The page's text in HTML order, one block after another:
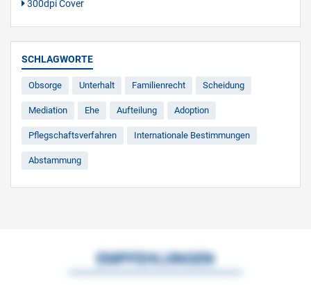
300dpi Cover
SCHLAGWORTE
Obsorge Unterhalt Familienrecht Scheidung
Mediation Ehe Aufteilung Adoption
Pflegschaftsverfahren Internationale Bestimmungen
Abstammung
EMPFEHLUNGEN